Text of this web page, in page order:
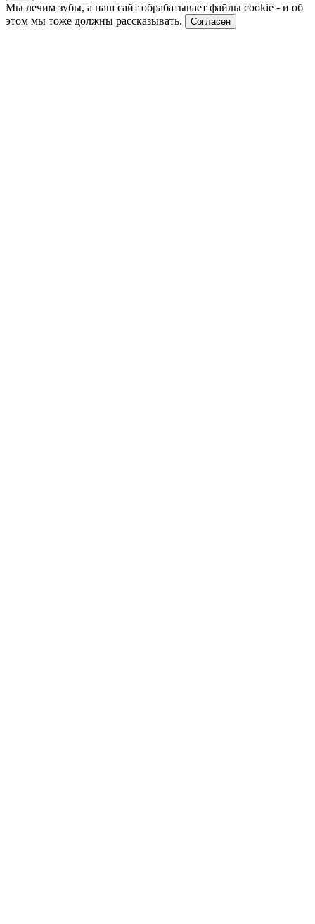
Мы лечим зубы, а наш сайт обрабатывает файлы cookie - и об
этом мы тоже должны рассказывать.
Согласен